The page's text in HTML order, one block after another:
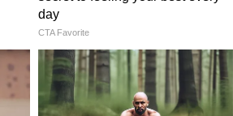
साड़ी
यह कॉम्पैक्ट, स्टाइलिश और
टेक्सचर कमरे को कोजी फील